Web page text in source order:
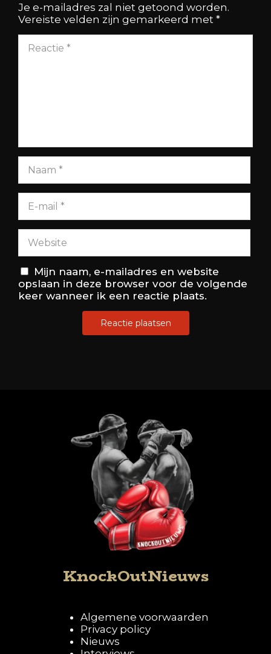
Je e-mailadres zal niet getoond worden.
Vereiste velden zijn gemarkeerd met *
Mijn naam, e-mailadres en website
opslaan in deze browser voor de volgende
keer wanneer ik een reactie plaats.
KnockOutNieuws
Algemene voorwaarden
Privacy policy
Nieuws